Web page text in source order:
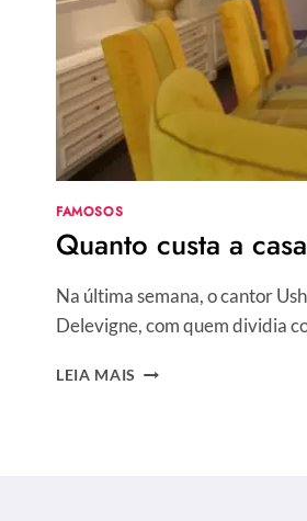
FAMOSOS
Quanto custa a
Na última semana, o cantor
Delevigne, com quem dividia
LEIA MAIS QUANTO